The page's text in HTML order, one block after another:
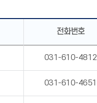
전화번호
031-610-4812
031-610-4651